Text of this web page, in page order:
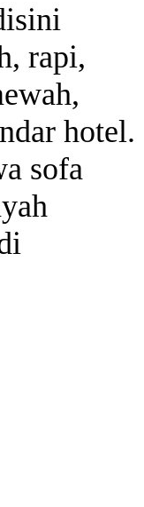
rapi,
hotel.
sofa